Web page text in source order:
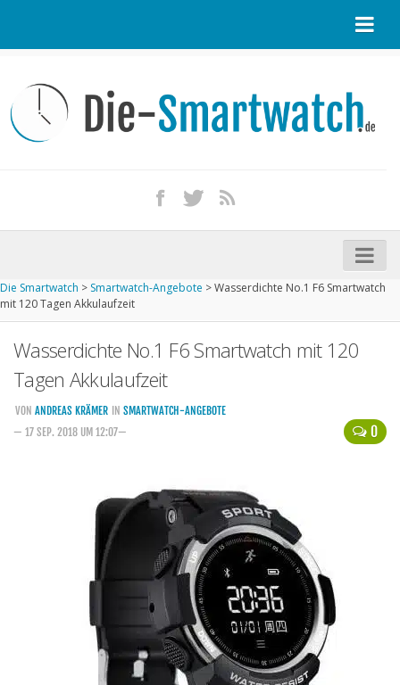
Kontakt / Tipp geben
Impressum
iPhone kaufen
Startseite
Kommende Smartwatches
Marken und Modelle
Handytarife
Smartphonetarife
Datentarife
Smartphonetarife
Prepaid-Tarife
Datentarife
Flatrate-Prepaidtarife
Die Smartwatch > Smartwatch-Angebote >Wasserdichte No.1 F6 Smartwatch
mit 120 Tagen Akkulaufzeit
Wasserdichte No.1 F6 Smartwatch mit 120
Tagen Akkulaufzeit
0
VON ANDREAS KRÄMER IN SMARTWATCH-ANGEBOTE
— 17 SEP. 2018 UM 12:07—